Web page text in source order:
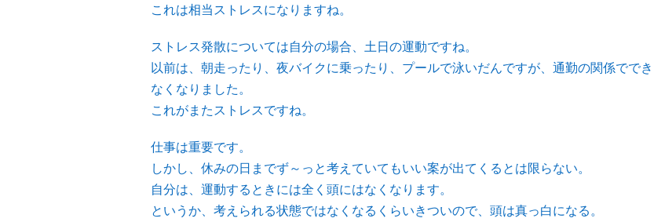
これは相当ストレスになりますね。
ストレス発散については自分の場合、土日の運動ですね。
以前は、朝走ったり、夜バイクに乗ったり、プールで泳いだんですが、通勤の関係ででき
なくなりました。
これがまたストレスですね。
仕事は重要です。
しかし、休みの日までず～っと考えていてもいい案が出てくるとは限らない。
自分は、運動するときには全く頭にはなくなります。
というか、考えられる状態ではなくなるくらいきついので、頭は真っ白になる。